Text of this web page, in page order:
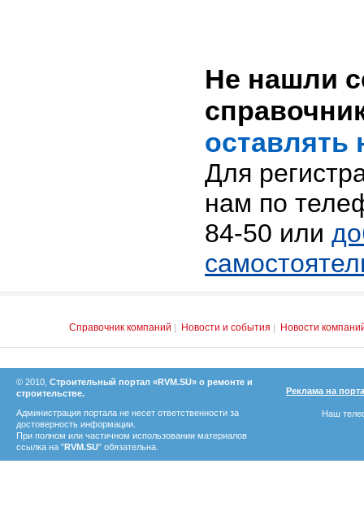
Не нашли
оставлять
Для
нам по
84-50 или
Справочник компаний Новости и события Новости
© 2010, Строительный портал «RVM.SU» о ремонте и
строительстве.
Администрация портала не несет ответственности за
достоверность информации.
При полном или частичном использовании материалов
ссылка на "RVM.SU" обязательна.
Реклама на
Наш